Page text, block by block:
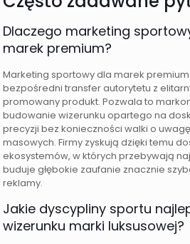
Dlaczego marketing
marek premium?
Marketing sportowy dla marek
bezpośredni transfer autorytetu z
promowany produkt. Pozwala to
budowanie wizerunku opartego na
precyzji bez konieczności walki o
masowych. Firmy zyskują dzięki temu
ekosystemów, w których przebywają
buduje głębokie zaufanie znacznie
reklamy.
Jakie dyscypliny sportu
wizerunku marki luksusowej?